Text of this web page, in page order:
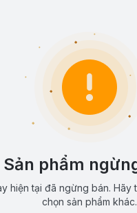
Sản phẩm
hiện tại đã ngừng bán. Hãy
chọn sản phẩm khác.